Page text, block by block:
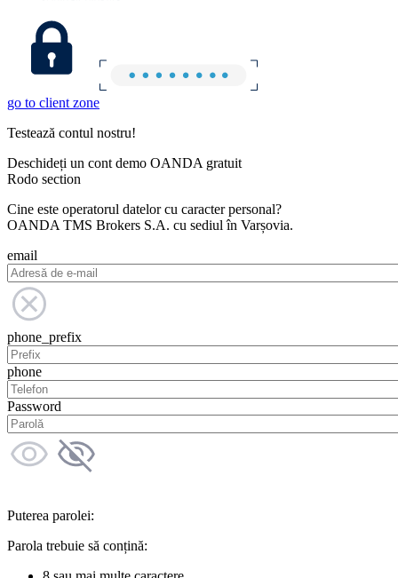
go to client zone
Testează contul nostru!
Deschideți un cont demo OANDA gratuit
Rodo section
Cine este operatorul datelor cu caracter personal?
OANDA TMS Brokers S.A. cu sediul în Varșovia.
email
phone_prefix
phone
Password
Puterea parolei:
Parola trebuie să conțină: